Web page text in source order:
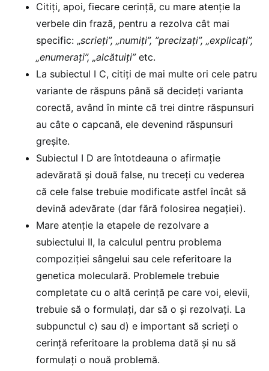
Citiți, apoi, fiecare cerință, cu mare atenție la
verbele din frază, pentru a rezolva cât mai
specific: „scrieți”, „numiți”, ”precizați”, „explicați”,
„enumerați”, „alcătuiți”etc.
La subiectul I C, citiți de mai multe ori cele patru
variante de răspuns până să decideți varianta
corectă, având în minte că trei dintre răspunsuri
au câte o capcană, ele devenind răspunsuri
greșite.
Subiectul I D are întotdeauna o afirmație
adevărată și două false, nu treceți cu vederea
că cele false trebuie modificate astfel încât să
devină adevărate (dar fără folosirea negației).
Mare atenție la etapele de rezolvare a
subiectului II, la calculul pentru problema
compoziției sângelui sau cele referitoare la
genetica moleculară. Problemele trebuie
completate cu o altă cerință pe care voi, elevii,
trebuie să o formulați, dar să o și rezolvați. La
subpunctul c) sau d) e important să scrieți o
cerință referitoare la problema dată și nu să
formulați o nouă problemă.